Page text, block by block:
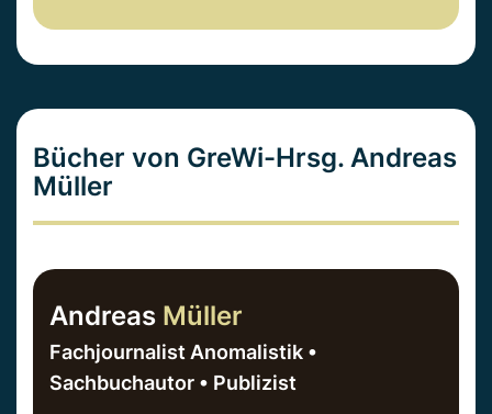
Bücher von GreWi-Hrsg. Andreas
Müller
Andreas Müller
Fachjournalist Anomalistik •
Sachbuchautor • Publizist